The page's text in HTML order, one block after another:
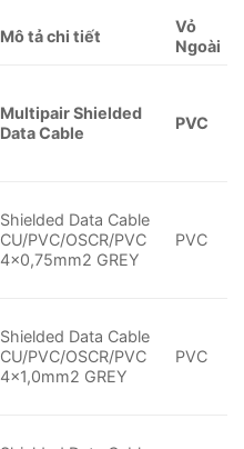
Mô tả chi tiết
Vỏ
Ngoài
Multipair Shielded
Data Cable
PVC
Shielded Data Cable
CU/PVC/OSCR/PVC
4×0,75mm2 GREY
PVC
Shielded Data Cable
CU/PVC/OSCR/PVC
4×1,0mm2 GREY
PVC